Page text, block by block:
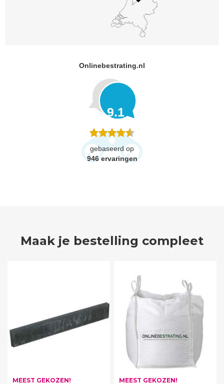
Onlinebestrating.nl
9.1
gebaseerd op
946 ervaringen
Maak je bestelling compleet
MEEST GEKOZEN! MEEST GEKOZEN!